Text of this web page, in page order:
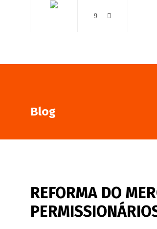
Blog
REFORMA DO